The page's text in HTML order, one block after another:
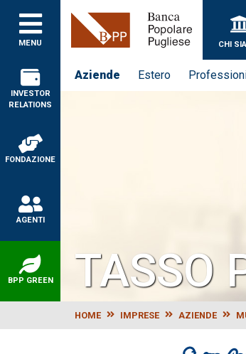
MENU
Banca
CHI
Aziende Estero
INVESTOR
RELATIONS
FONDAZIONE
AGENTI
BPP GREEN TASSO
HOME IMPRESE AZIENDE